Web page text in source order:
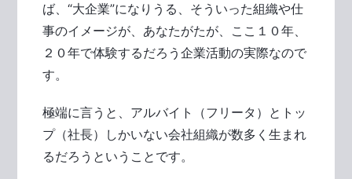
ば、“大企業”になりうる、そういった組織や仕
事のイメージが、あなたがたが、ここ１０年、
２０年で体験するだろう企業活動の実際なので
す。
極端に言うと、アルバイト（フリータ）とトッ
プ（社長）しかいない会社組織が数多く生まれ
るだろうということです。